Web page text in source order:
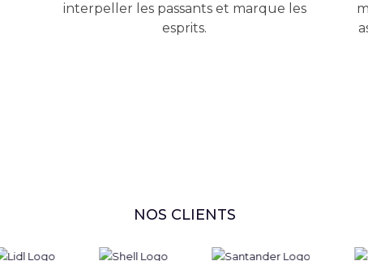
interpeller les passants et marque les
esprits.
NOS CLIENTS